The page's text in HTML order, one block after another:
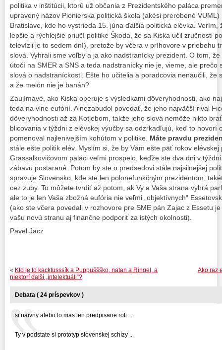
politika v inštitúcii, ktorú už občania z Prezidentského paláca
upravený názov Pionierska politická škola (akési prerobené
Bratislave, kde ho vystrieda 15. júna ďalšia politická elévka.
lepšie a rýchlejšie priučí politike Škoda, že sa Kiska učil zručnosti
televízii je to sedem dní), pretože by včera v príhovore v priebehu
slová. Vyhrali sme voľby a ja ako nadstranícky prezident. O tom,
útočí na SMER a SNS a teda nadstranícky nie je, vieme, ale prečo
slová o nadstraníckosti. Ešte ho učitelia a poradcovia nenaučili, že
a že melón nie je banán?
Zaujímavé, ako Kiska operuje s výsledkami dôveryhodnosti, ako
teda na vlne eufórií. A nezabudol povedať, že jeho najväčší rival
dôveryhodnosti až za Kotlebom, takže jeho slová nemôže nikto
blicovania v týždni z elévskej výučby sa odzrkadľujú, keď to hovorí
pomenoval najlenivejším kohútom v politike. Máte pravdu
stále ešte politik elév. Myslím si, že by Vám ešte päť rokov elévskej
Grassalkovičovom paláci veľmi prospelo, keďže ste dva dni v
zábavu postarané. Potom by ste o predsedovi stále najsilnejšej
spravuje Slovensko, kde ste len polonefunkčným prezidentom,
cez zuby. To môžete tvrdiť až potom, ak Vy a Vaša strana vyhrá
ale to je len Vaša zbožná eufória nie veľmi „objektívnych“
(ako ste včera povedali v rozhovore pre SME pán Zajac z Essetu
vašu novú stranu aj finančne podporiť za istých okolnosti).
Pavel Jacz
Ako raz
« Kto je to kacktusssík a Puppuššško, natan a Ringel, a
niektorí ďalší „intelektuáli“?
Debata ( 24 príspevkov )
si naivny alebo to mas len predpisane roti ...
Ty v podstate si prototyp slovenskej schízy ...